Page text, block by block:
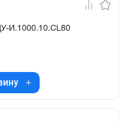
И.1000.10.СL80